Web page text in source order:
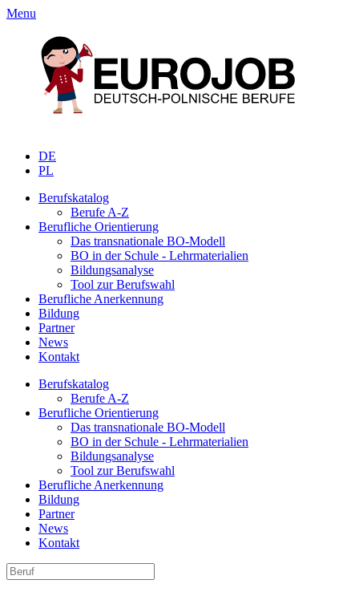
Menu
DE
PL
Berufskatalog
Berufe A-Z
Berufliche Orientierung
Das transnationale BO-Modell
BO in der Schule - Lehrmaterialien
Bildungsanalyse
Tool zur Berufswahl
Berufliche Anerkennung
Bildung
Partner
News
Kontakt
Berufskatalog
Berufe A-Z
Berufliche Orientierung
Das transnationale BO-Modell
BO in der Schule - Lehrmaterialien
Bildungsanalyse
Tool zur Berufswahl
Berufliche Anerkennung
Bildung
Partner
News
Kontakt